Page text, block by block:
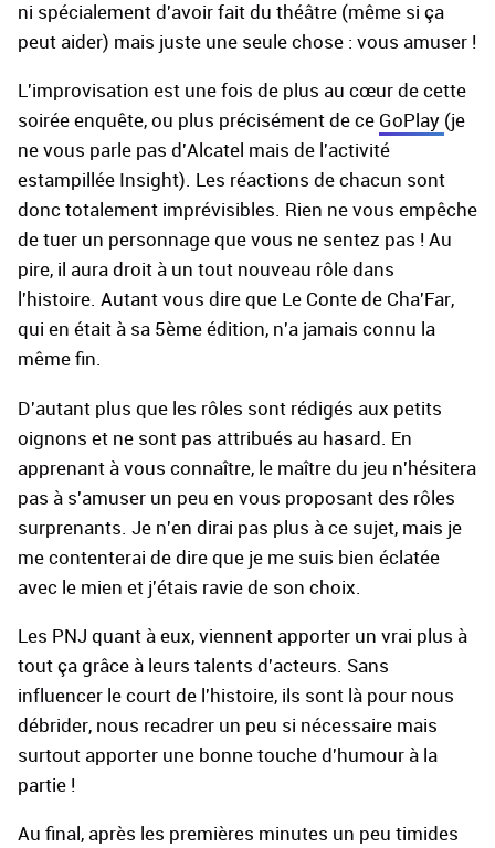
ni spécialement d'avoir fait du théâtre (même si ça
peut aider) mais juste une seule chose : vous amuser !
L'improvisation est une fois de plus au cœur de cette
soirée enquête, ou plus précisément de ce GoPlay (je
ne vous parle pas d'Alcatel mais de l'activité
estampillée Insight). Les réactions de chacun sont
donc totalement imprévisibles. Rien ne vous empêche
de tuer un personnage que vous ne sentez pas ! Au
pire, il aura droit à un tout nouveau rôle dans
l'histoire. Autant vous dire que Le Conte de Cha'Far,
qui en était à sa 5ème édition, n'a jamais connu la
même fin.
D'autant plus que les rôles sont rédigés aux petits
oignons et ne sont pas attribués au hasard. En
apprenant à vous connaître, le maître du jeu n'hésitera
pas à s'amuser un peu en vous proposant des rôles
surprenants. Je n'en dirai pas plus à ce sujet, mais je
me contenterai de dire que je me suis bien éclatée
avec le mien et j'étais ravie de son choix.
Les PNJ quant à eux, viennent apporter un vrai plus à
tout ça grâce à leurs talents d'acteurs. Sans
influencer le court de l'histoire, ils sont là pour nous
débrider, nous recadrer un peu si nécessaire mais
surtout apporter une bonne touche d'humour à la
partie !
Au final, après les premières minutes un peu timides